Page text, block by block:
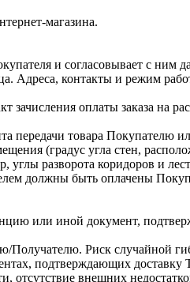
магазина.
и согласовывает с ним
Адреса, контакты и режим
оплаты заказа на
передачи товара Покупателю
(градус угла стен,
разворота коридоров и
должны быть оплачены
или иной документ,
Получателю. Риск случайной
подтверждающих доставку
отсутствие внешних